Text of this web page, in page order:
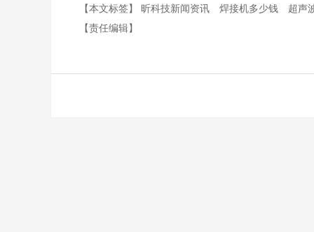
【本文标签】 昕科技新闻资讯 焊接机多少钱
超声
【责任编辑】